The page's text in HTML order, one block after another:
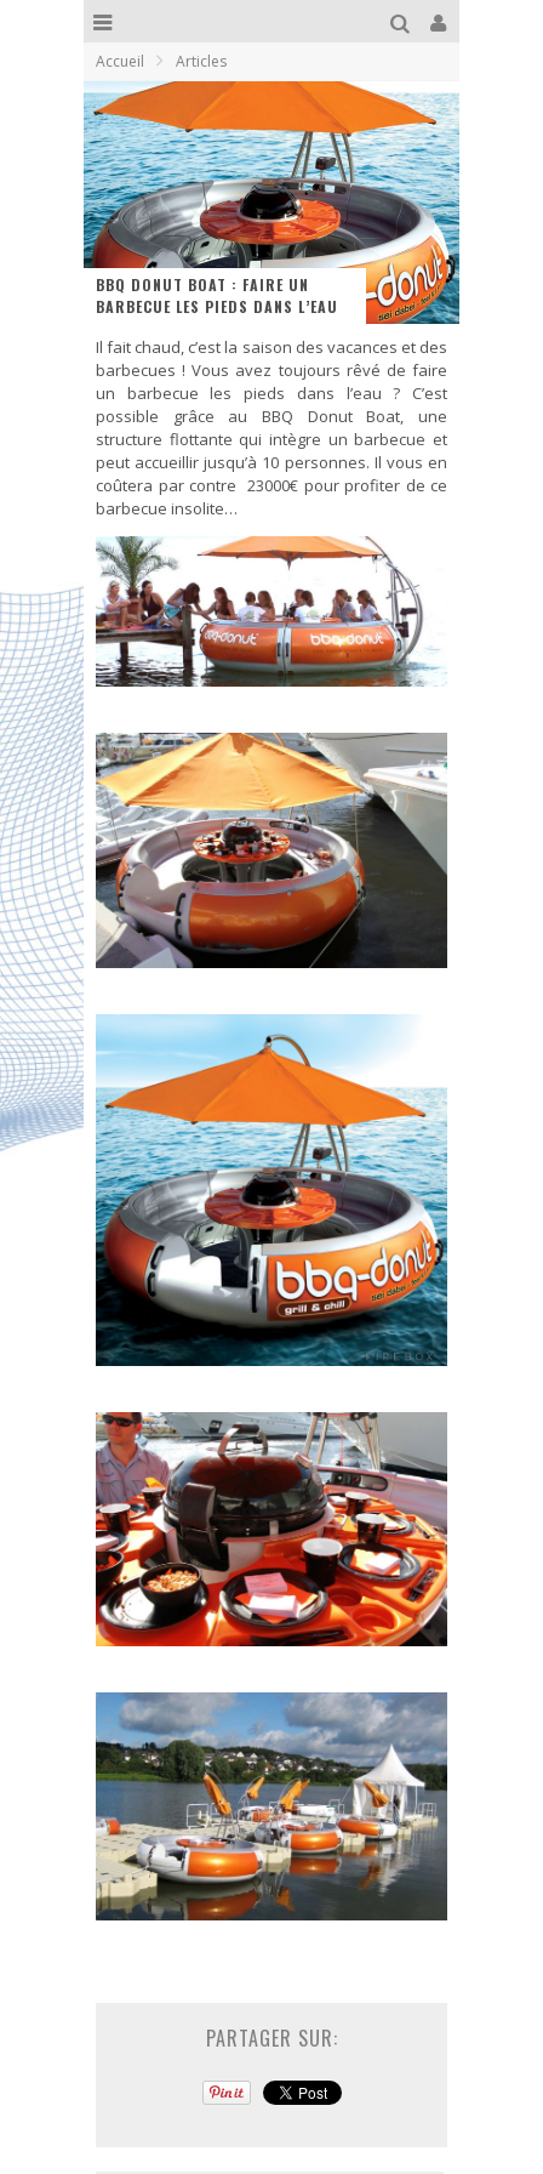
Accueil Articles
BBQ DONUT BOAT : FAIRE UN
BARBECUE LES PIEDS DANS L’EAU
Il fait chaud, c’est la saison des vacances et des
barbecues ! Vous avez toujours rêvé de faire
un barbecue les pieds dans l’eau ? C’est
possible grâce au BBQ Donut Boat, une
structure flottante qui intègre un barbecue et
peut accueillir jusqu’à 10 personnes. Il vous en
coûtera par contre 23000€ pour profiter de ce
barbecue insolite…
PARTAGER SUR: